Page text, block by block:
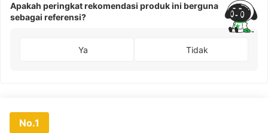
Apakah peringkat rekomendasi produk ini berguna
sebagai referensi?
Ya Tidak
No.1